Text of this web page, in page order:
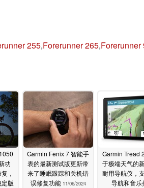
255,Forerunner 265,Forerunner
功
，
版
Garmin Fenix 7 智能手
表的最新测试版更新带
来了睡眠跟踪和关机错
误修复功能 11/06/2024
Garmin Tread
于极端天气的
耐用导航仪，
导航和音乐